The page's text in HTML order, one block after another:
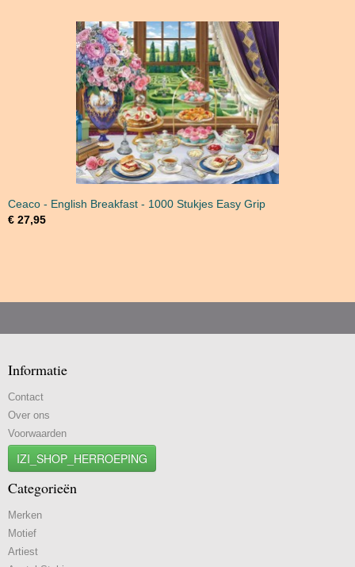
Ceaco - English Breakfast - 1000 Stukjes Easy Grip
€ 27,95
Informatie
Contact
Over ons
Voorwaarden
IZI_SHOP_HERROEPING
Categorieën
Merken
Motief
Artiest